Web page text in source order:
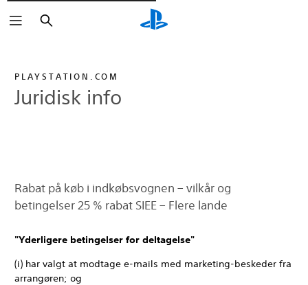
Søg
PLAYSTATION.COM
Juridisk info
Rabat på køb i indkøbsvognen – vilkår og
betingelser 25 % rabat SIEE – Flere lande
"Yderligere betingelser for deltagelse"
(i) har valgt at modtage e-mails med marketing-beskeder fra
arrangøren; og